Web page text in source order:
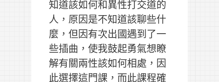
知道該如何和異性打交道的
人，原因是不知道該聊些什
麼，但因有次出國遇到了一
些插曲，使我鼓起勇氣想瞭
解有關兩性該如何相處，因
此選擇這門課，而此課程確